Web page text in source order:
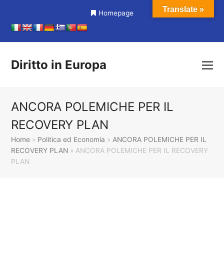
Homepage
Diritto in Europa
ANCORA POLEMICHE PER IL
RECOVERY PLAN
Home » Politica ed Economia » ANCORA POLEMICHE PER IL
RECOVERY PLAN » ANCORA POLEMICHE PER IL RECOVERY
PLAN
Translate »